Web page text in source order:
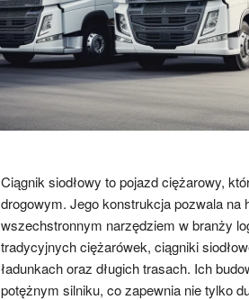
Ciągnik siodłowy to pojazd ciężarowy,
drogowym. Jego konstrukcja pozwala
wszechstronnym narzędziem w branży
tradycyjnych ciężarówek, ciągniki
ładunkach oraz długich trasach. Ich
potężnym silniku, co zapewnia nie tylko